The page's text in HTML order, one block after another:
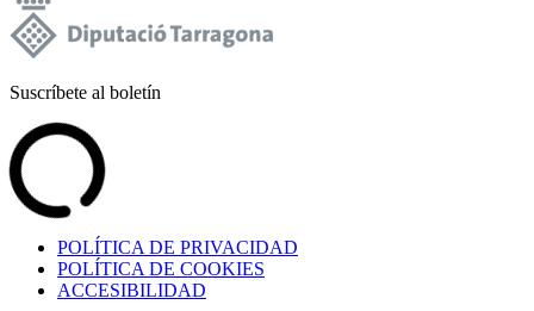
Suscríbete al boletín
POLÍTICA DE PRIVACIDAD
POLÍTICA DE COOKIES
ACCESIBILIDAD